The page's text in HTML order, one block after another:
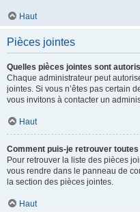
Haut
Pièces jointes
Quelles pièces jointes sont
Chaque administrateur peut
jointes. Si vous n’êtes pas certain
vous invitons à contacter un
Haut
Comment puis-je retrouver
Pour retrouver la liste des pièces
vous rendre dans le panneau de
la section des pièces jointes.
Haut